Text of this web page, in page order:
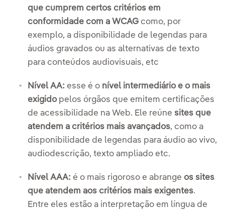
que cumprem certos critérios em
conformidade com a WCAG como, por
exemplo, a disponibilidade de legendas para
áudios gravados ou as alternativas de texto
para conteúdos audiovisuais, etc
Nível AA: esse é o nível intermediário e o mais
exigido pelos órgãos que emitem certificações
de acessibilidade na Web. Ele reúne sites que
atendem a critérios mais avançados, como a
disponibilidade de legendas para áudio ao vivo,
audiodescrição, texto ampliado etc.
Nível AAA: é o mais rigoroso e abrange os sites
que atendem aos critérios mais exigentes.
Entre eles estão a interpretação em língua de